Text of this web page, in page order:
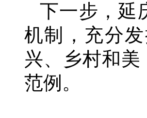
下一步，延
机制，充分
兴、乡村和
范例。